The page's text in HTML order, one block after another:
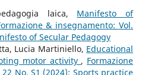
laica, Manifesto of
& insegnamento: Vol.
of Secular Pedagogy
Lucia Martiniello, Educational
motor activity , Formazione
No. S1 (2024): Sports practice